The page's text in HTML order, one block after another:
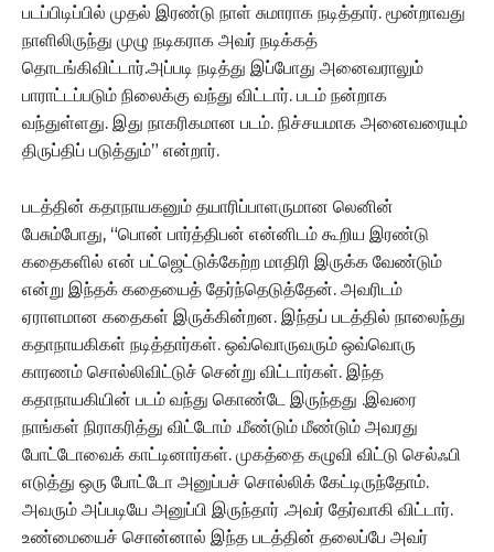
படப்பிடிப்பில் முதல் இரண்டு நாள் சுமாராக நடித்தார். மூன்றாவது
நாளிலிருந்து முழு நடிகராக அவர் நடிக்கத்
தொடங்கிவிட்டார்.அப்படி நடித்து இப்போது அனைவராலும்
பாராட்டப்படும் நிலைக்கு வந்து விட்டார். படம் நன்றாக
வந்துள்ளது. இது நாகரிகமான படம். நிச்சயமாக அனைவரையும்
திருப்திப் படுத்தும்” என்றார்.
படத்தின் கதாநாயகனும் தயாரிப்பாளருமான லெனின்
பேசும்போது, “பொன் பார்த்திபன் என்னிடம் கூறிய இரண்டு
கதைகளில் என் பட்ஜெட்டுக்கேற்ற மாதிரி இருக்க வேண்டும்
என்று இந்தக் கதையைத் தேர்ந்தெடுத்தேன். அவரிடம்
ஏராளமான கதைகள் இருக்கின்றன. இந்தப் படத்தில் நாலைந்து
கதாநாயகிகள் நடித்தார்கள். ஒவ்வொருவரும் ஒவ்வொரு
காரணம் சொல்லிவிட்டுச் சென்று விட்டார்கள். இந்த
கதாநாயகியின் படம் வந்து கொண்டே இருந்தது .இவரை
நாங்கள் நிராகரித்து விட்டோம் .மீண்டும் மீண்டும் அவரது
போட்டோவைக் காட்டினார்கள். முகத்தை கழுவி விட்டு செல்ஃபி
எடுத்து ஒரு போட்டோ அனுப்பச் சொல்லிக் கேட்டிருந்தோம்.
அவரும் அப்படியே அனுப்பி இருந்தார் .அவர் தேர்வாகி விட்டார்.
உண்மையைச் சொன்னால் இந்த படத்தின் தலைப்பே அவர்